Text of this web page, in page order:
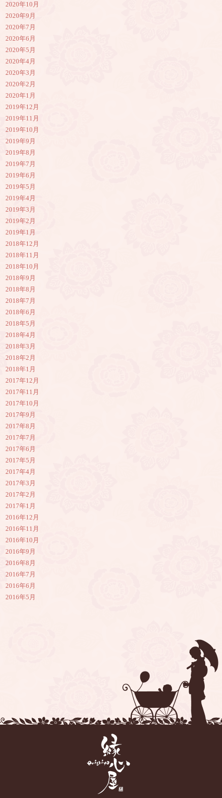
2020年10月
2020年9月
2020年7月
2020年6月
2020年5月
2020年4月
2020年3月
2020年2月
2020年1月
2019年12月
2019年11月
2019年10月
2019年9月
2019年8月
2019年7月
2019年6月
2019年5月
2019年4月
2019年3月
2019年2月
2019年1月
2018年12月
2018年11月
2018年10月
2018年9月
2018年8月
2018年7月
2018年6月
2018年5月
2018年4月
2018年3月
2018年2月
2018年1月
2017年12月
2017年11月
2017年10月
2017年9月
2017年8月
2017年7月
2017年6月
2017年5月
2017年4月
2017年3月
2017年2月
2017年1月
2016年12月
2016年11月
2016年10月
2016年9月
2016年8月
2016年7月
2016年6月
2016年5月